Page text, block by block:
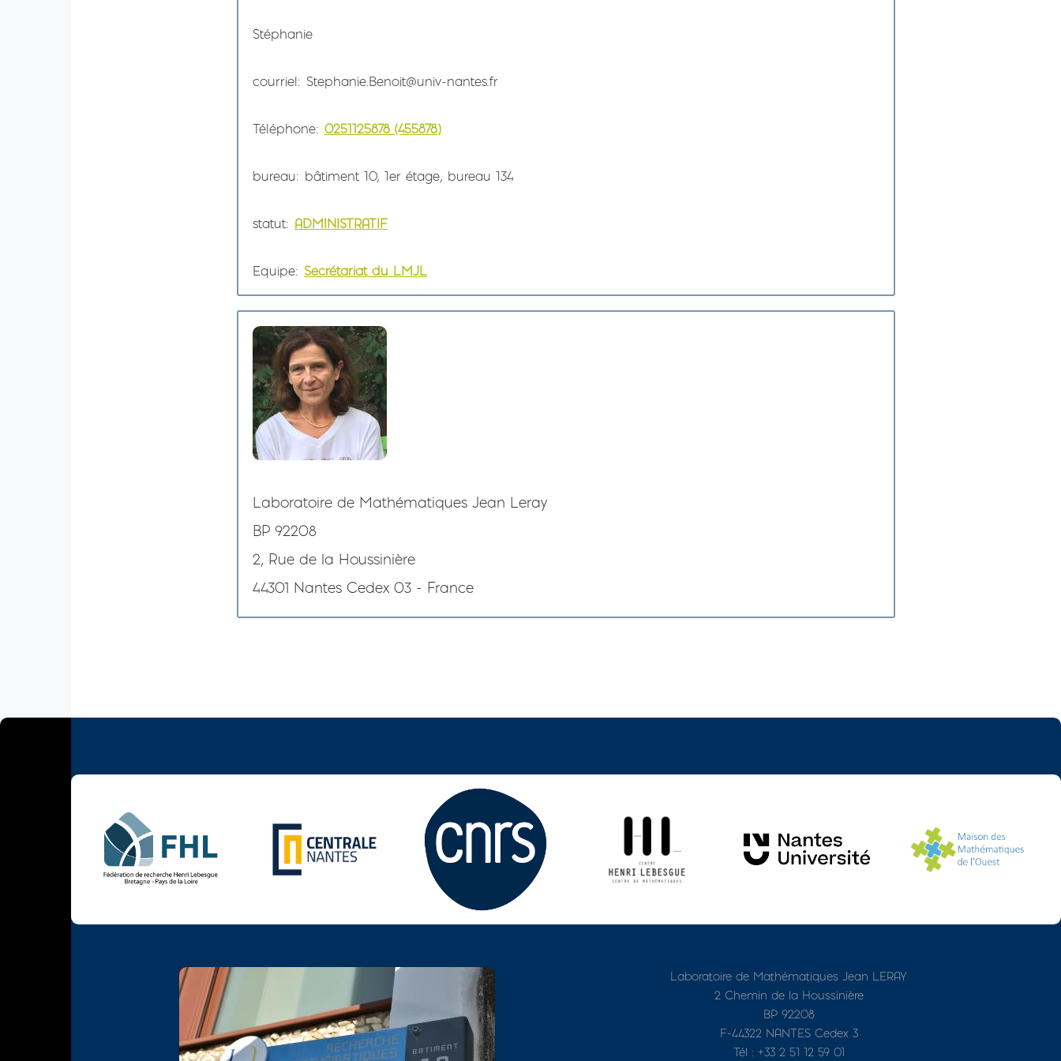
Prénom
Stéphanie
courriel Stephanie.Benoit@univ-nantes.fr
Téléphone 0251125878 (455878)
bureau bâtiment 10, 1er étage, bureau 134
statut ADMINISTRATIF
Equipe Secrétariat du LMJL
Image
Laboratoire de Mathématiques Jean Leray
BP 92208
2, Rue de la Houssinière
44301 Nantes Cedex 03 - France
Laboratoire de Mathématiques Jean LERAY
2 Chemin de la Houssinière
BP 92208
F-44322 NANTES Cedex 3
Tél : +33 2 51 12 59 01